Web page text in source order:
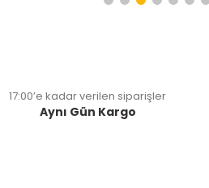
17:00’e kadar verilen siparişler
Aynı Gün Kargo